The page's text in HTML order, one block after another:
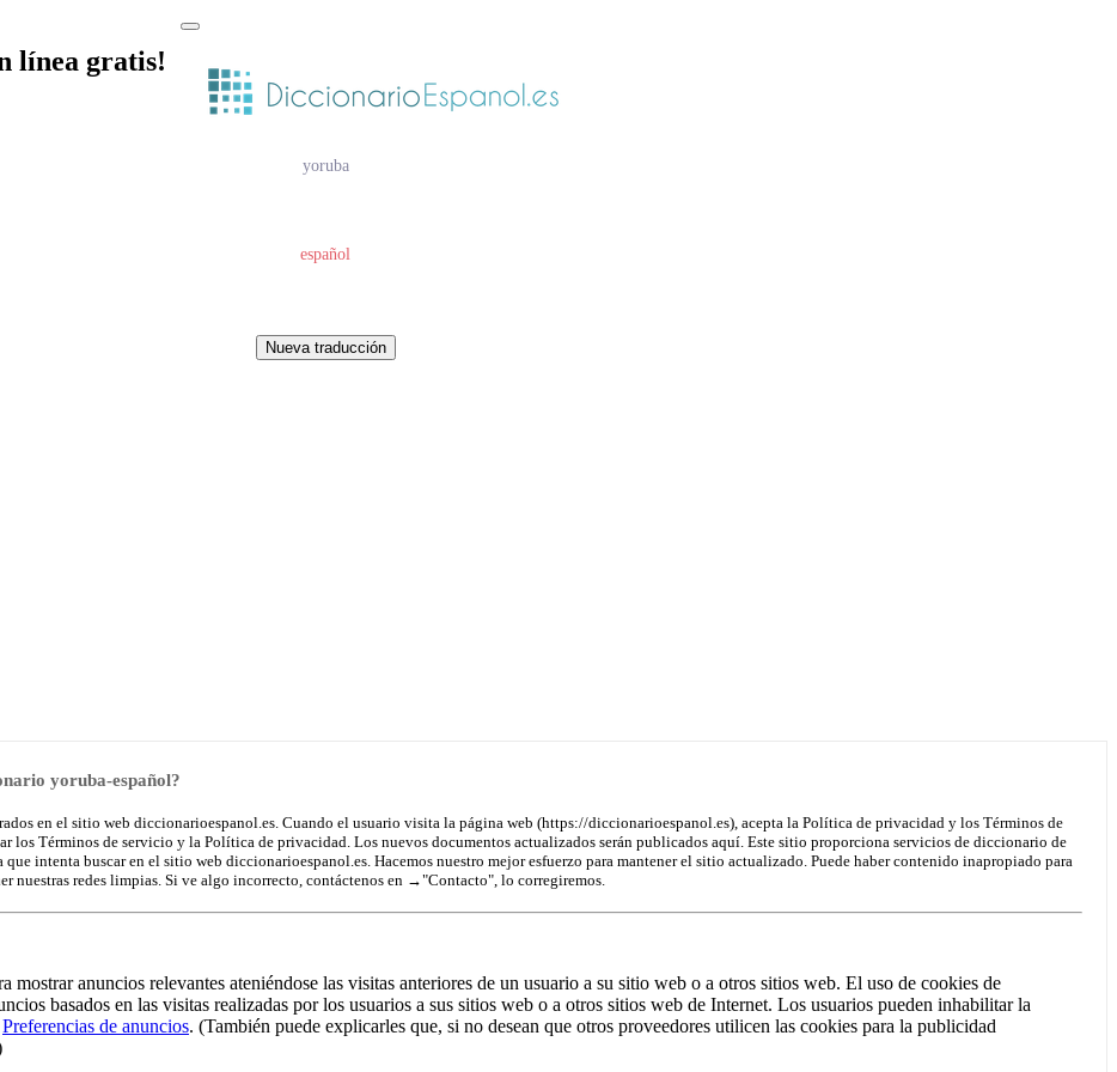
línea gratis!
yoruba
español
yoruba-español?
en el sitio web diccionarioespanol.es. Cuando el usuario visita la página web (https://diccionarioespanol.es), acepta la Política de privacidad y los Términos de
los Términos de servicio y la Política de privacidad. Los nuevos documentos actualizados serán publicados aquí. Este sitio proporciona servicios de diccionario de
intenta buscar en el sitio web diccionarioespanol.es. Hacemos nuestro mejor esfuerzo para mantener el sitio actualizado. Puede haber contenido inapropiado para
nuestras redes limpias. Si ve algo incorrecto, contáctenos en →"Contacto", lo corregiremos.
anuncios relevantes ateniéndose las visitas anteriores de un usuario a su sitio web o a otros sitios web. El uso de cookies de
basados en las visitas realizadas por los usuarios a sus sitios web o a otros sitios web de Internet. Los usuarios pueden inhabilitar la
Preferencias de anuncios. (También puede explicarles que, si no desean que otros proveedores utilicen las cookies para la publicidad